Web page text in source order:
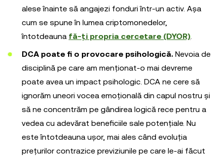
alese înainte să angajezi fonduri într-un activ. Așa
cum se spune în lumea criptomonedelor,
întotdeauna fă-ți propria cercetare (DYOR).
DCA poate fi o provocare psihologică. Nevoia de
disciplină pe care am menționat-o mai devreme
poate avea un impact psihologic. DCA ne cere să
ignorăm uneori vocea emoțională din capul nostru și
să ne concentrăm pe gândirea logică rece pentru a
vedea cu adevărat beneficiile sale potențiale. Nu
este întotdeauna ușor, mai ales când evoluția
prețurilor contrazice previziunile pe care le-ai făcut